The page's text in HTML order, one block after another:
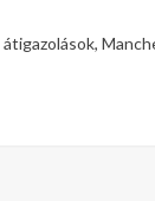
átigazolások,